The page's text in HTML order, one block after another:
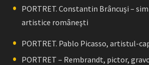
PORTRET. Constantin Brâncuşi –
artistice româneşti
PORTRET. Pablo Picasso, artistul-
PORTRET – Rembrandt, pictor,